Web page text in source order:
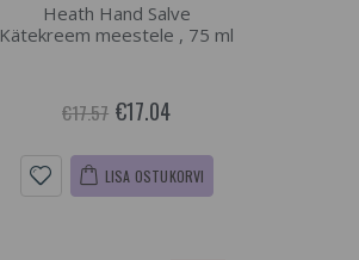
Heath Hand Salve
Kätekreem meestele , 75 ml
€17.57 €17.04
LISA OSTUKORVI